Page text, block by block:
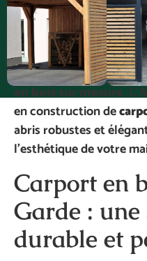
Vous recherchez un
personnaliséà installer
Protégez votre
valeur à votre espace
en bois sur mesure.
en construction de
abris robustes et
l’esthétique de votre
Carport en
Garde :
durable et